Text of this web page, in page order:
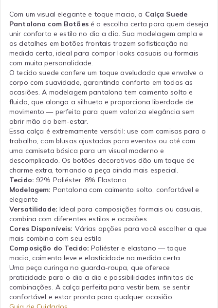
Com um visual elegante e toque macio, a Calça Suede
Pantalona com Botõesé a escolha certa para quem deseja
unir conforto e estilo no dia a dia. Sua modelagem ampla e
os detalhes em botões frontais trazem sofisticação na
medida certa, ideal para compor looks casuais ou formais
com muita personalidade.
O tecido suede confere um toque aveludado que envolve o
corpo com suavidade, garantindo conforto em todas as
ocasiões. A modelagem pantalona tem caimento solto e
fluido, que alonga a silhueta e proporciona liberdade de
movimento — perfeita para quem valoriza elegância sem
abrir mão do bem-estar.
Essa calça é extremamente versátil: use com camisas para o
trabalho, com blusas ajustadas para eventos ou até com
uma camiseta básica para um visual moderno e
descomplicado. Os botões decorativos dão um toque de
charme extra, tornando a peça ainda mais especial.
Tecido: 92% Poliéster, 8% Elastano
Modelagem: Pantalona com caimento solto, confortável e
elegante
Versatilidade: Ideal para composições formais ou casuais,
combina com diferentes estilos e ocasiões
Cores Disponíveis: Várias opções para você escolher a que
mais combina com seu estilo
Composição do Tecido: Poliéster e elastano — toque
macio, caimento leve e elasticidade na medida certa
Uma peça curinga no guarda-roupa, que oferece
praticidade para o dia a dia e possibilidades infinitas de
combinações. A calça perfeita para vestir bem, se sentir
confortável e estar pronta para qualquer ocasião.